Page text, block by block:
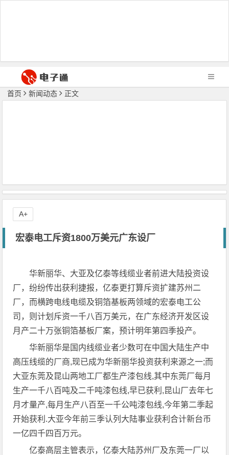
首页 新闻动态 正文
宏泰电工斥资1800万美元广东设厂
华新丽华、大亚及亿泰等线缆业者前进大陆投资设
厂，纷纷传出获利捷报，亿泰更打算斥资扩建苏州二
厂，而横跨电线电缆及铜箔基板两领域的宏泰电工公
司，则计划斥资一千八百万美元，在广东经济开发区设
月产二十万张铜箔基板厂案，预计明年第四季投产。
华新丽华是国内线缆业者少数可在中国大陆生产中
高压线缆的厂商,现已成为华新丽华投资获利来源之一;而
大亚东莞及昆山两地工厂都生产漆包线,其中东莞厂每月
生产一千八百吨及二千吨漆包线,早已获利,昆山厂去年七
月才量产,每月生产八百至一千公吨漆包线,今年第二季起
开始获利.大亚今年前三季认列大陆事业获利合计新台币
一亿四千四百万元。
亿泰高层主管表示，亿泰大陆苏州厂及东莞一厂以
A+